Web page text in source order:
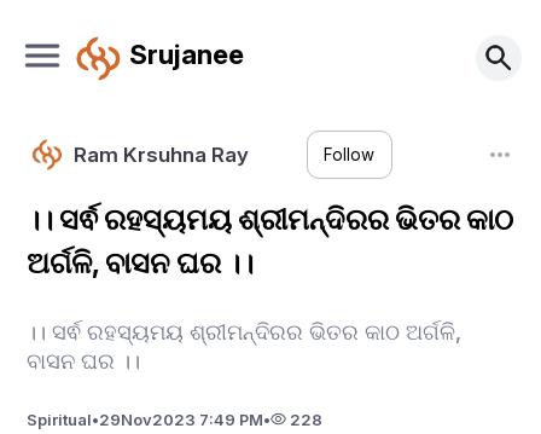
Srujanee
Ram Krsuhna Ray Follow
।। ସର୍ଵ ରହସ୍ୟମୟ ଶ୍ରୀମନ୍ଦିରର ଭିତର କାଠ
ଅର୍ଗଳି, ବାସନ ଘର ।।
।। ସର୍ଵ ରହସ୍ୟମୟ ଶ୍ରୀମନ୍ଦିରର ଭିତର କାଠ ଅର୍ଗଳି,
ବାସନ ଘର ।।
Spiritual•29Nov2023 7:49 PM• 228